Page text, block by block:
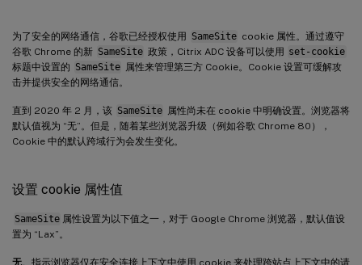
为了安全的网络通信，谷歌已经授权使用 SameSite cookie 属性。通过遵守
谷歌 Chrome 的新 SameSite 政策，Citrix ADC 设备可以使用 set-cookie
标题中设置的 SameSite 属性来管理第三方 Cookie。Cookie 设置可缓解攻
击并提供安全的网络通信。
直到 2020 年 2 月，该 SameSite 属性尚未在 cookie 中明确设置。浏览器将
默认值视为 “无”。但是，随着某些浏览器升级（例如谷歌 Chrome 80），
Cookie 中的默认跨域行为会发生变化。
设置 cookie 属性值
SameSite 属性设置为以下值之一，对于 Google Chrome 浏览器，默认值设
置为 “Lax”。
无。指示浏览器仅在安全连接上下文中使用 cookie 来处理跨站点上下文中的请